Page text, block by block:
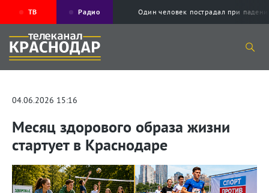
ТВ Радио Один человек пострадал при
04.06.2026 15:16
Месяц здорового образа жизни
стартует в Краснодаре